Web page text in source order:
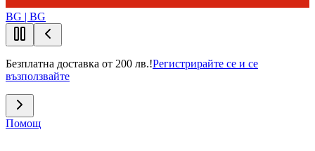
BG | BG
Безплатна доставка от 200 лв.!Регистрирайте се и се
възползвайте
Помощ